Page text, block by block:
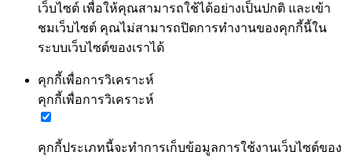
เว็บไซต์ เพื่อให้คุณสามารถใช้ได้อย่างเป็นปกติ และเข้า
ชมเว็บไซต์ คุณไม่สามารถปิดการทำงานของคุกกี้นี้ใน
ระบบเว็บไซต์ของเราได้
คุกกี้เพื่อการวิเคราะห์
คุกกี้เพื่อการวิเคราะห์
คุกกี้ประเภทนี้จะทำการเก็บข้อมูลการใช้งานเว็บไซต์ของ